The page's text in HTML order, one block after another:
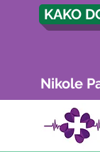
KAKO
Nikole